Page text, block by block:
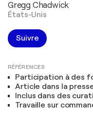
Gregg Chadwick
États-Unis
Suivre
RÉFÉRENCES
Participation à des
Article dans la
Inclus dans des
Travaille sur